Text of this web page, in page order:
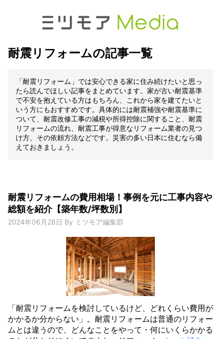
耐震リフォームの記事一覧
「耐震リフォーム」では安心できる家に住み続けたいと思っ
たら読んでほしい記事をまとめています。家が古い耐震基準
で不安を抱えている方はもちろん、これから家を建てたいと
いう方にもおすすめです。具体的には耐震補強や耐震基準に
ついて、耐震改修工事の減税や所得控除に関すること、耐震
リフォームの流れ、耐震工事が得意なリフォーム業者の見つ
け方、その依頼方法などです。災害の多い日本に住むなら備
えておきましょう。
耐震リフォームの費用相場！事例を元に工事内容や
総額を紹介【築年数/坪数別】
2024年06月28日 By ミツモア編集部
「耐震リフォームを検討しているけど、どれくらい費用が
かかるか分からない」。耐震リフォームは普通のリフォー
ムとは違うので、どんなことをやって・何にいくらかかる